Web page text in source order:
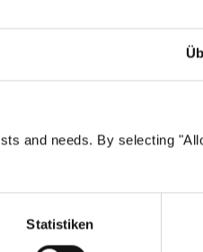
and needs. By selecting
Statistiken